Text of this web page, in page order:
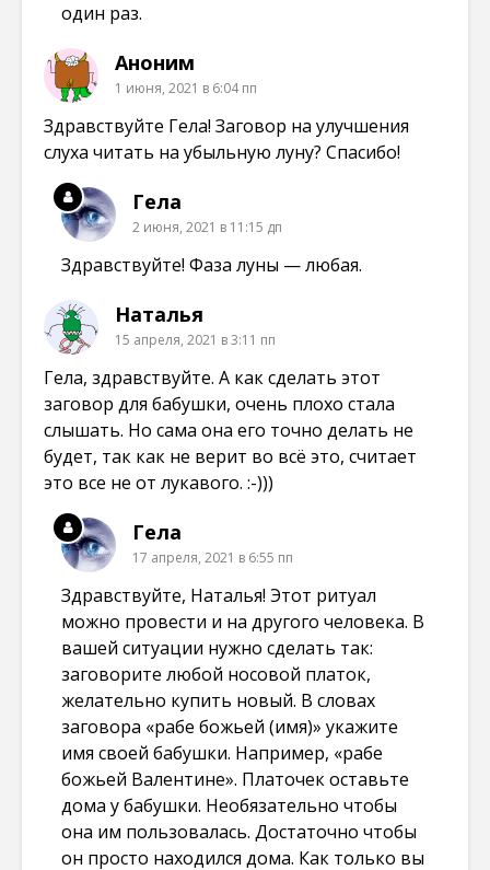
один раз.
Аноним
1 июня, 2021 в 6:04 пп
Здравствуйте Гела! Заговор на улучшения
слуха читать на убыльную луну? Спасибо!
Гела
2 июня, 2021 в 11:15 дп
Здравствуйте! Фаза луны — любая.
Наталья
15 апреля, 2021 в 3:11 пп
Гела, здравствуйте. А как сделать этот
заговор для бабушки, очень плохо стала
слышать. Но сама она его точно делать не
будет, так как не верит во всё это, считает
это все не от лукавого. :-)))
Гела
17 апреля, 2021 в 6:55 пп
Здравствуйте, Наталья! Этот ритуал
можно провести и на другого человека. В
вашей ситуации нужно сделать так:
заговорите любой носовой платок,
желательно купить новый. В словах
заговора «рабе божьей (имя)» укажите
имя своей бабушки. Например, «рабе
божьей Валентине». Платочек оставьте
дома у бабушки. Необязательно чтобы
она им пользовалась. Достаточно чтобы
он просто находился дома. Как только вы